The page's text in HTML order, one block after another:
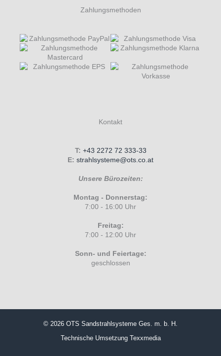
Zahlungsmethoden
Kontakt
T: +43 2272 72 333-33
E: strahlsysteme@ots.co.at
Unsere Bürozeiten:
Montag - Donnerstag:
7:00 - 16:00 Uhr
Freitag:
7:00 - 12:00 Uhr
Sonn- und Feiertage:
geschlossen
© 2026 OTS Sandstrahlsysteme Ges. m. b. H.
Technische Umsetzung Texxmedia